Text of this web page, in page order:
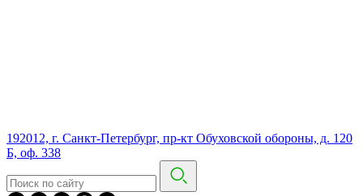
192012, г. Санкт-Петербург, пр-кт Обуховской обороны, д. 120
Б, оф. 338